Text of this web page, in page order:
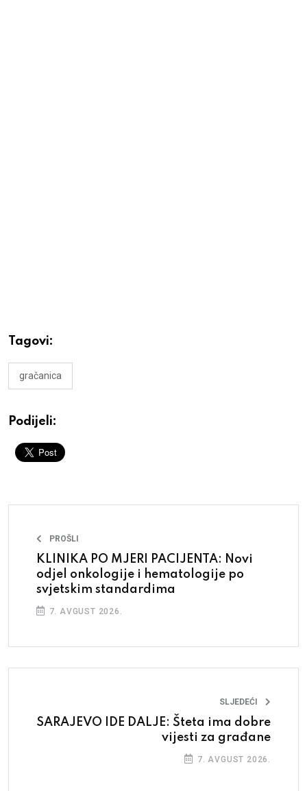
Tagovi:
gračanica
Podijeli:
PROŠLI
KLINIKA PO MJERI PACIJENTA: Novi
odjel onkologije i hematologije po
svjetskim standardima
7. AVGUST 2026.
SLJEDEĆI
SARAJEVO IDE DALJE: Šteta ima dobre
vijesti za građane
7. AVGUST 2026.